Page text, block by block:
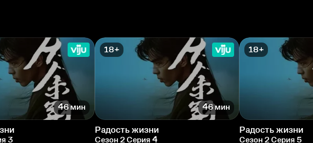
46 мин
3
18+
46 мин
Радость жизни
Сезон 2 Серия 4
18+
Радость жизни
Сезон 2 Серия 5